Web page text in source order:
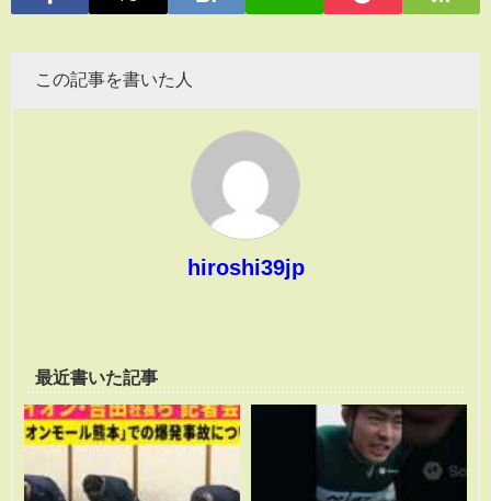
この記事を書いた人
hiroshi39jp
最近書いた記事